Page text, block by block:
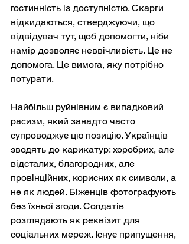
гостинність із доступністю. Скарги
відкидаються, стверджуючи, що
відвідувач тут, щоб допомогти, ніби
намір дозволяє неввічливість. Це не
допомога. Це вимога, яку потрібно
потурати.
Найбільш руйнівним є випадковий
расизм, який занадто часто
супроводжує цю позицію. Українців
зводять до карикатур: хоробрих, але
відсталих, благородних, але
провінційних, корисних як символи, а
не як людей. Біженців фотографують
без їхньої згоди. Солдатів
розглядають як реквізит для
соціальних мереж. Існує припущення,